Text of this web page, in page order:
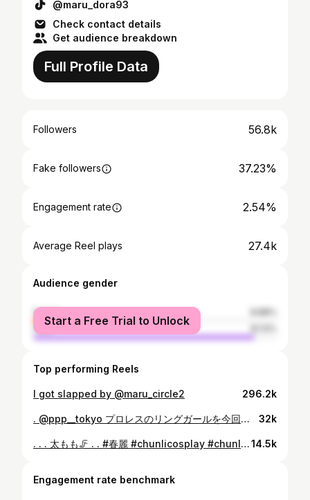
@maru_dora93
Check contact details
Get audience breakdown
Full Profile Data
Followers 56.8k
Fake followers 37.23%
Engagement rate 2.54%
Average Reel plays 27.4k
Audience gender
female
male
Start a Free Trial to Unlock
Top performing Reels
I got slapped by @maru_circle2 296.2k
. @ppp__tokyo プロレスのリングガールを今回もさせていただきました！ 衣装はギャラクシーにゃんこฅ^•ω•^ฅ🩶 . . I got to be the event companion again at the pro-wrestling event! This time I wore a “Galaxy Cat” outfit🩶ฅ^•ω•^ฅ . . #プロレス #プロレス観戦 #prowrestling #prowrestling #獣耳 #けものみみ #女子プロレス #japaneseprowrestling 32k
. . . 太もも🦵 . . #春麗 #chunlicosplay #chunlistreetfighter #streetfightercosplay #streetfighterchunli #thunderthighs #thunderthigh14.5k
Engagement rate benchmark